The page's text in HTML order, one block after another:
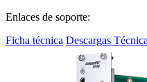
Enlaces de soporte:
Ficha técnica Descargas